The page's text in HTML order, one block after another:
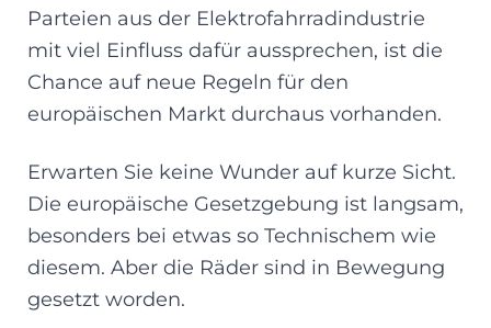
Parteien aus der Elektrofahrradindustrie
mit viel Einfluss dafür aussprechen, ist die
Chance auf neue Regeln für den
europäischen Markt durchaus vorhanden.
Erwarten Sie keine Wunder auf kurze Sicht.
Die europäische Gesetzgebung ist langsam,
besonders bei etwas so Technischem wie
diesem. Aber die Räder sind in Bewegung
gesetzt worden.